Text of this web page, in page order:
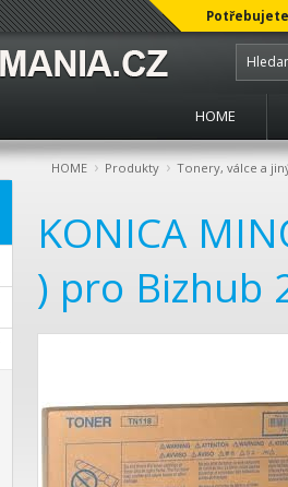
HOME
HOME › Produkty › Tonery, válce a
KONICA
) pro Bizhub